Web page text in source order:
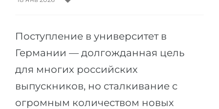
Математика
Портфолио
Школы 12 классов (NIS)
IB-Diploma
1 курса
Бакалавриата
Поступление в университет в
Германии — долгожданная цель
для многих российских
выпускников, но сталкивание с
огромным количеством новых